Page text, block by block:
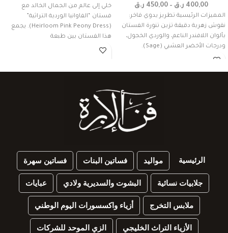
400,00 ر.ق –
450,00 ر.ق
المميزات الرئيسية تطريز يدوي فاخر:
نقوش زهرية دقيقة تزين تنورة الفستان
بألوان اللافندر الناعم، والوردي الخجول،
ودرجات الأخضر العشبي (Sage).
خلي إلى عالم من الجمال الخالد مع
فستان “الفاوانيا الوردية التراثية”
(Heirloom Pink Peony Dress). يجمع
هذا الفستان بين طبعة
الرئيسية مواليد فساتين البنات فساتين سهرة
جلابيات نسائية البشوت والسديرية ولادي عبايات
ملابس التخرج أزياء واكسسورات اليوم الوطني
الأزياء التراث الخليجي الزي الموحد للشركات